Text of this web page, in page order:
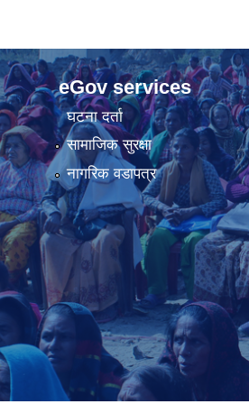
eGov services
घटना दर्ता
सामाजिक सुरक्षा
नागरिक वडापत्र